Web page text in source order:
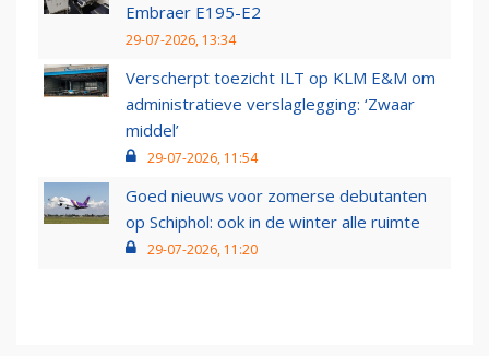
Embraer E195-E2
29-07-2026, 13:34
Verscherpt toezicht ILT op KLM E&M om
administratieve verslaglegging: ‘Zwaar
middel’
29-07-2026, 11:54
Goed nieuws voor zomerse debutanten
op Schiphol: ook in de winter alle ruimte
29-07-2026, 11:20